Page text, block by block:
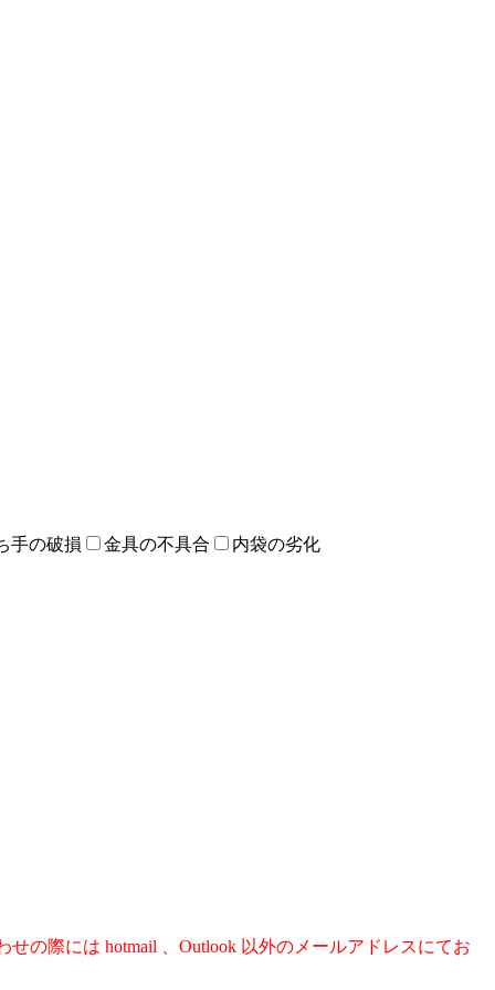
手の破損 金具の不具合 内袋の劣化
の際には hotmail 、Outlook 以外のメールアドレスにてお